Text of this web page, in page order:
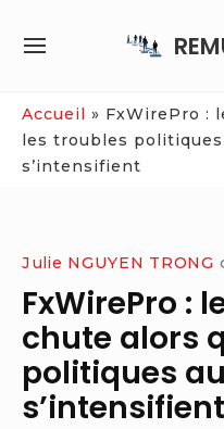
SITE
Accueil » FxWirePro :
les troubles politiques
s’intensifient
Julie NGUYEN TRONG
FxWirePro :
chute alors
politiques
s’intensifient